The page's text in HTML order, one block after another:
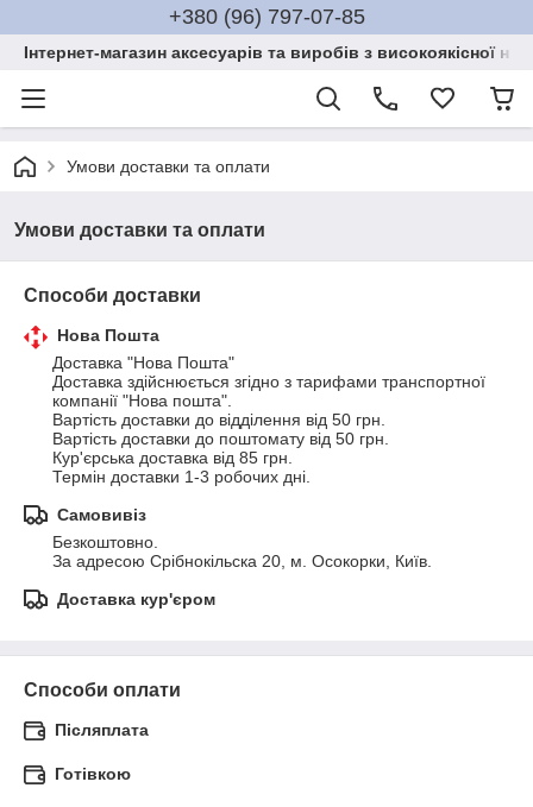
+380 (96) 797-07-85
Інтернет-магазин аксесуарів та виробів з високоякісної
Умови доставки та оплати
Умови доставки та оплати
Способи доставки
Нова Пошта
Доставка "Нова Пошта"
Доставка здійснюється згідно з тарифами транспортної
компанії "Нова пошта".
Вартість доставки до відділення від 50 грн.
Вартість доставки до поштомату від 50 грн.
Кур'єрська доставка від 85 грн.
Термін доставки 1-3 робочих дні.
Самовивіз
Безкоштовно.
За адресою Срібнокільска 20, м. Осокорки, Київ.
Доставка кур'єром
Способи оплати
Післяплата
Готівкою